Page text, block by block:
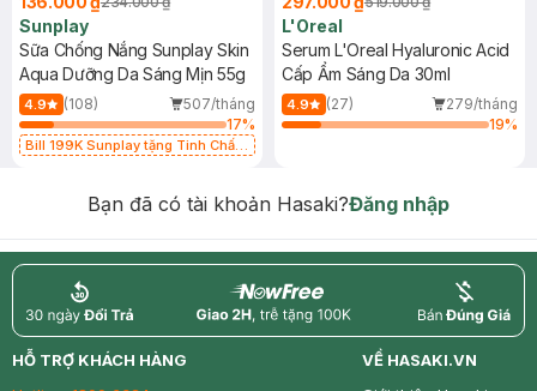
Sunplay
Sữa Chống Nắng Sunplay Skin
Aqua Dưỡng Da Sáng Mịn 55g
4.9 (108)
507/tháng
17%
Bill 199K Sunplay tặng Tinh Chất
L'Oreal
Serum L'Oreal Hyaluronic Acid
Cấp Ẩm Sáng Da 30ml
4.9 (27)
279/tháng
19%
Bạn đã có tài khoản Hasaki?Đăng nhập
return nowfree price
HỖ TRỢ KHÁCH HÀNG
VỀ HASAKI.VN